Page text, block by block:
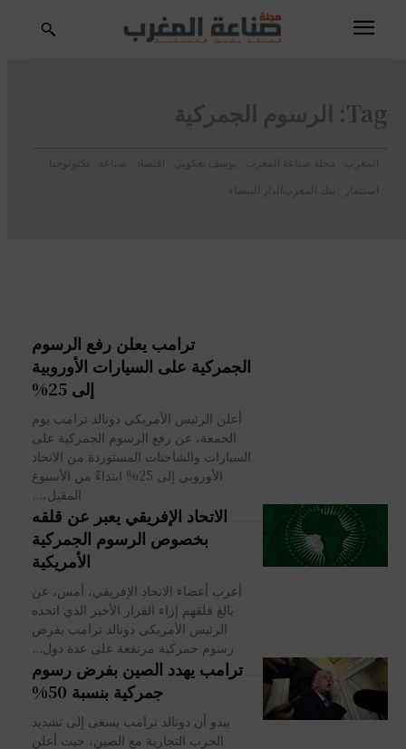
Tag: الرسوم الجمركية
المغرب مجلة صناعة المغرب يوسف يعكوبي اقتصاد صناعة
تكنولوجيا
استثمار
بنك المغرب الدار البيضاء
ترامب يعلن رفع الرسوم
الجمركية على السيارات الأوروبية
إلى 25%
أعلن الرئيس الأمريكي دونالد ترامب يوم
الجمعة، عن رفع الرسوم الجمركية على
السيارات والشاحنات المستوردة من الاتحاد
الأوروبي إلى 25% ابتداءً من الأسبوع
المقبل،...
الاتحاد الإفريقي يعبر عن قلقه
بخصوص الرسوم الجمركية
الأمريكية
أعرب أعضاء الاتحاد الإفريقي، أمس، عن
بالغ قلقهم إزاء القرار الأخير الذي اتخذه
الرئيس الأمريكي دونالد ترامب بفرض
رسوم جمركية مرتفعة على عدة دول...
ترامب يهدد الصين بفرض رسوم
جمركية بنسبة 50%
يبدو أن دونالد ترامب يسعى إلى تشديد
الحرب التجارية مع الصين، حيث أعلن